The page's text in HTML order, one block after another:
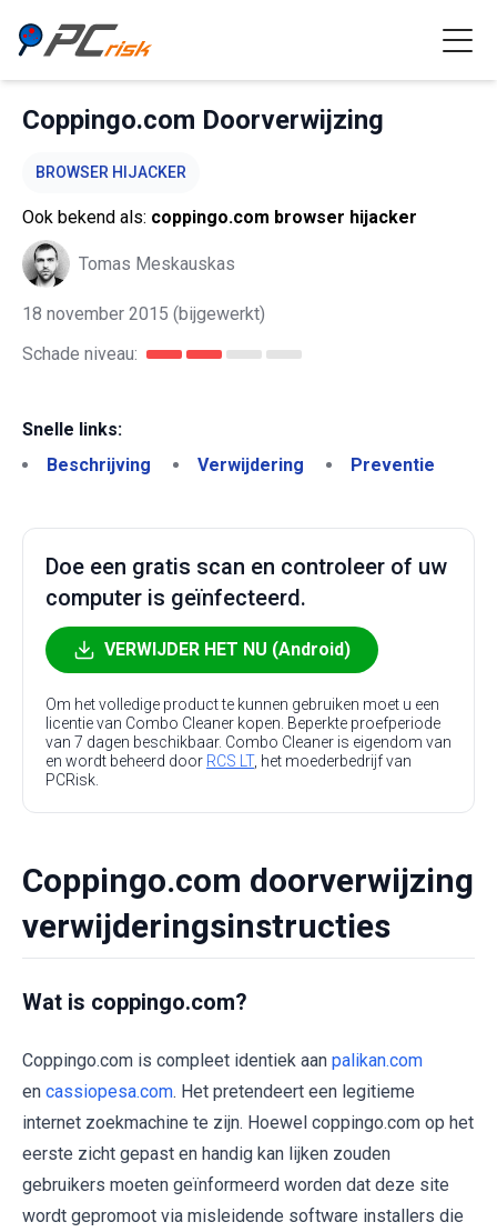
Coppingo.com Doorverwijzing
BROWSER HIJACKER
Ook bekend als: coppingo.com browser hijacker
Tomas Meskauskas
18 november 2015 (bijgewerkt)
Schade niveau:
Snelle links:
Beschrijving
Verwijdering Preventie
Doe een gratis scan en controleer of uw
computer is geïnfecteerd.
VERWIJDER HET NU (Android)
Om het volledige product te kunnen gebruiken moet u een
licentie van Combo Cleaner kopen. Beperkte proefperiode
van 7 dagen beschikbaar. Combo Cleaner is eigendom van
en wordt beheerd door RCS LT, het moederbedrijf van
PCRisk.
Coppingo.com doorverwijzing
verwijderingsinstructies
Wat is coppingo.com?
Coppingo.com is compleet identiek aan palikan.com
en cassiopesa.com. Het pretendeert een legitieme
internet zoekmachine te zijn. Hoewel coppingo.com op het
eerste zicht gepast en handig kan lijken zouden
gebruikers moeten geïnformeerd worden dat deze site
wordt gepromoot via misleidende software installers die